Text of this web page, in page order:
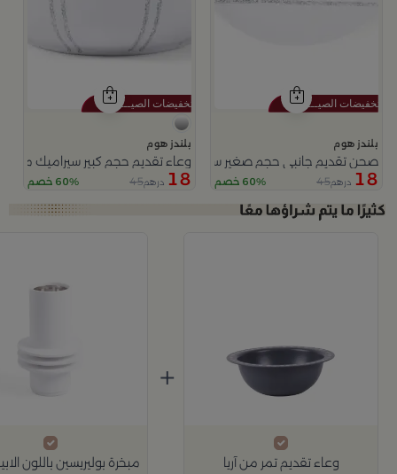
بلندز هوم
صحن تقديم جانبي حجم صغير سيراميك باللون الأبيض و الرمادي من أليثيا
18 درهم45 60% خصم
بلندز هوم
وعاء تقديم حجم كبير سيراميك من
18 درهم45 60% خصم
وعاء تقديم تمر من آريا
+